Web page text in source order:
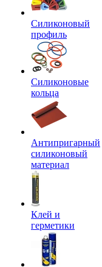
Силиконовый
профиль
Силиконовые
кольца
Антипригарный
силиконовый
материал
Клей и
герметики